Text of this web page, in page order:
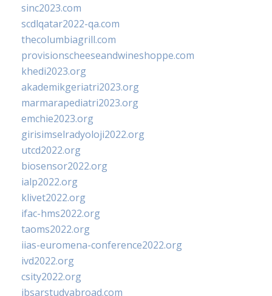
sinc2023.com
scdlqatar2022-qa.com
thecolumbiagrill.com
provisionscheeseandwineshoppe.com
khedi2023.org
akademikgeriatri2023.org
marmarapediatri2023.org
emchie2023.org
girisimselradyoloji2022.org
utcd2022.org
biosensor2022.org
ialp2022.org
klivet2022.org
ifac-hms2022.org
taoms2022.org
iias-euromena-conference2022.org
ivd2022.org
csity2022.org
ibsarstudyabroad.com